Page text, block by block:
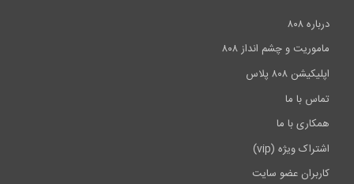
درباره ۸۰۸
ماموریت و چشم انداز ۸۰۸
اپلیکیشن ۸۰۸ پلاس
تماس با ما
همکاری با ما
اشتراک ویژه (vip)
کاربران عضو سایت